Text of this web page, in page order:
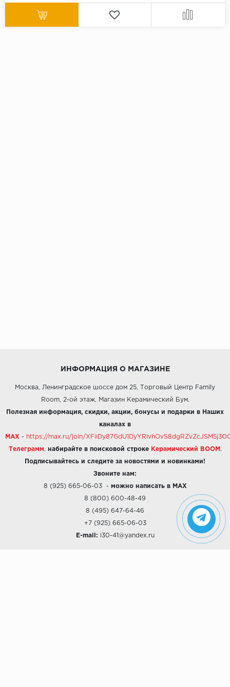
ИНФОРМАЦИЯ О МАГАЗИНЕ
Москва, Ленинградское шоссе дом 25, Торговый Центр Family
Room, 2-ой этаж, Магазин Керамический Бум.
Полезная информация, скидки, акции, бонусы и подарки в Наших
каналах в
MAX - https://max.ru/join/
Телеграмм набирайте в поисковой строке Керамический BOOM .
Подписывайтесь и следите за новостями и новинками!
Звоните нам:
8 (925) 665-06-03- можно написать в MAX
8 (800) 600-48-49
8 (495) 647-64-46
+7 (925) 665-06-03
E-mail: i30-41@yandex.ru